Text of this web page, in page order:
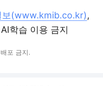
보(www.kmib.co.kr),
학습 이용 금지
포 금지.